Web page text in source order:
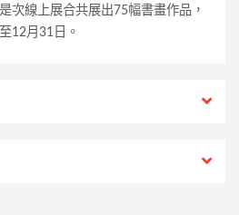
次線上展合共展出75幅書畫作品，
12月31日。